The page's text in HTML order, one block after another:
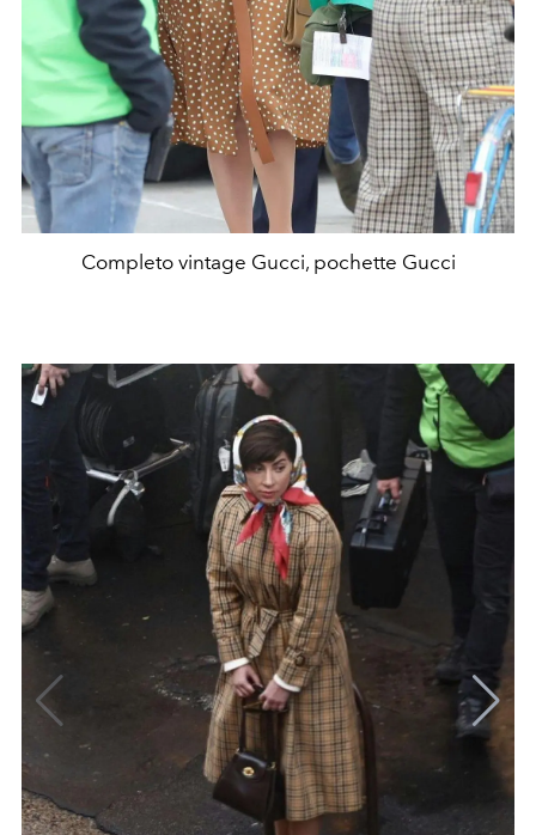
Completo vintage Gucci, pochette Gucci